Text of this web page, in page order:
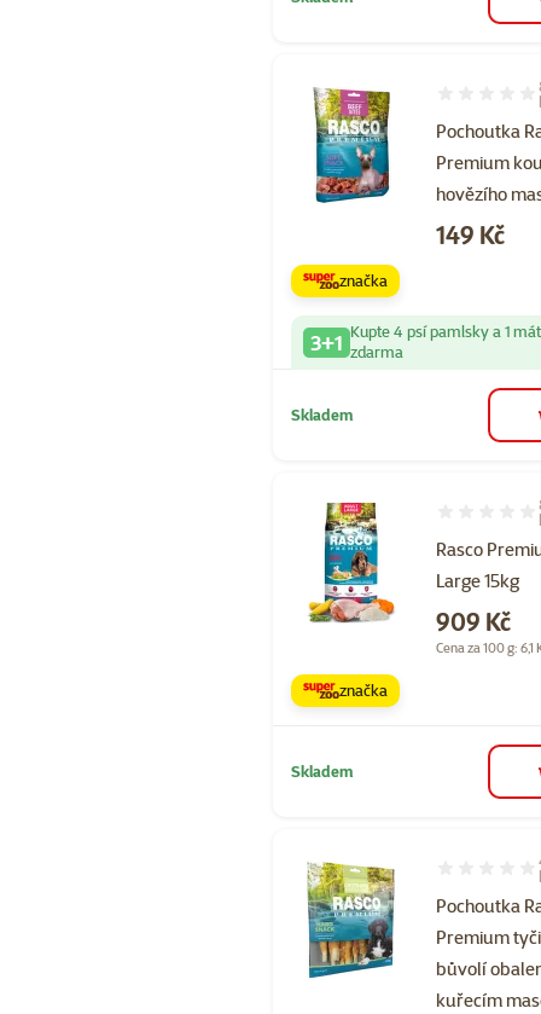
Pochoutka
Premium
hovězího
Hodnocení
Cena
149 Kč
značka
3+1 Kupte 4 psí pamlsky a 1
zdarma
Skladem
Rasco
Large 15kg
Hodnocení
Cena
909 Kč
Cena za 100 g: 6,1
značka
Skladem
Pochoutka
Premium
bůvolí
kuřecím
Hodnocení